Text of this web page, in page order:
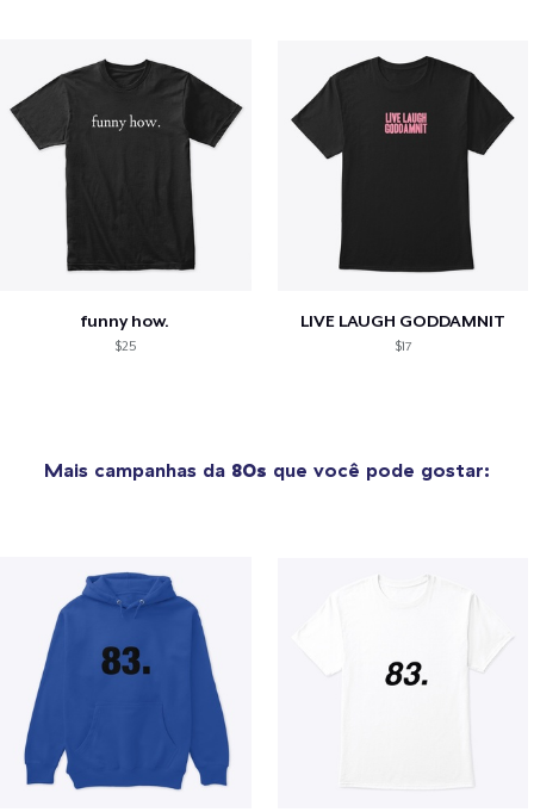
funny how.
$25
LIVE LAUGH GODDAMNIT
$17
Mais campanhas da 80s que você pode gostar: